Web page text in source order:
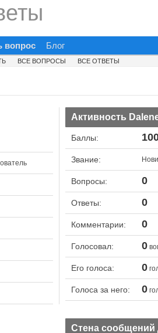
вопрос Блог
ВСЕ ВОПРОСЫ ВСЕ ОТВЕТЫ
Активность
Баллы:
Звание:
Вопросы: 0
Ответы: 0
Комментарии: 0
Голосовал: 0
Его голоса: 0
Голоса за него: 0
Стена сообщений